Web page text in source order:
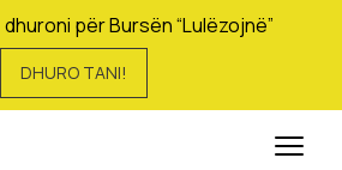
për Bursën “Lulëzojnë”
DHURO TANI!